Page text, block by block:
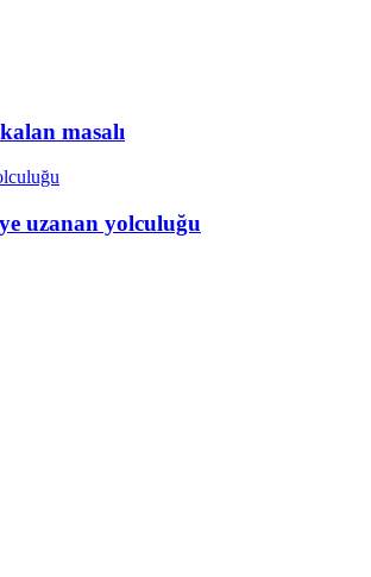
masalı
uzanan yolculuğu